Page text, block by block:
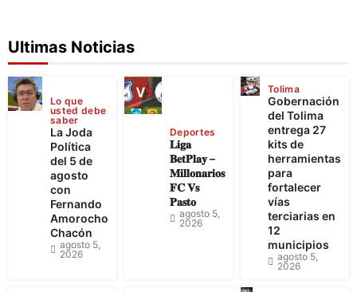
Ultimas Noticias
Lo que
usted debe
saber
La Joda
Política
del 5 de
agosto
con
Fernando
Amorocho
Chacón
agosto 5,
2026
Deportes
𝐋𝐢𝐠𝐚
𝐁𝐞𝐭𝐏𝐥𝐚𝐲 –
𝐌𝐢𝐥𝐥𝐨𝐧𝐚𝐫𝐢𝐨𝐬
𝐅𝐂 𝐕𝐬
𝐏𝐚𝐬𝐭𝐨
agosto 5,
2026
Tolima
Gobernación
del Tolima
entrega 27
kits de
herramientas
para
fortalecer
vías
terciarias en
12
municipios
agosto 5,
2026